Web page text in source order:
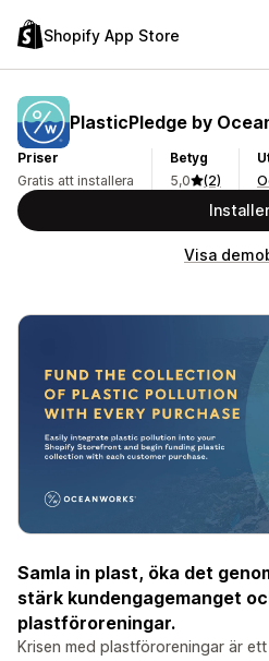
Shopify App Store
PlasticPledge by
Priser
Gratis att installera
Betyg
5,0
(2)
Visa
Samla in plast, öka det
stärk kundengagemanget
plastföroreningar.
Krisen med plastföroreningar är